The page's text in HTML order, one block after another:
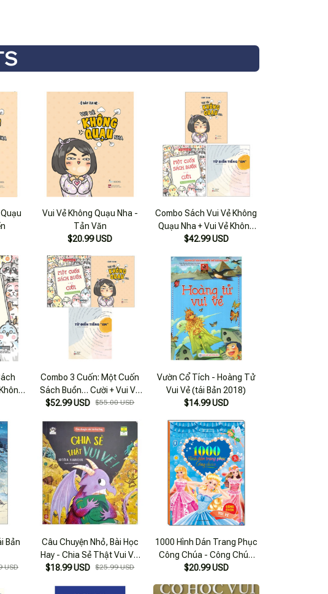
Vui Vẻ Không Quạu Nha -
Tản Văn
$20.99 USD
Combo Sách Vui Vẻ Không
Quạu Nha + Vui Vẻ Không
Quạu Nha 2 – Một Cuốn
Tiếng “Em” (Bộ 3 Cuốn)
$42.99 USD
Combo 3 Cuốn: Một Cuốn
Sách Buồn… Cười + Vui Vẻ
Không Quạu Nha + Từ Điển
$52.99 USD $55.00 USD
Vườn Cổ Tích - Hoàng Tử
Vui Vẻ (tái Bản 2018)
$14.99 USD
Bản
USD
Câu Chuyện Nhỏ, Bài Học
Hay - Chia Sẻ Thật Vui Vẻ!
(Tái Bản 2023)
$18.99 USD $25.99 USD
1000 Hình Dán Trang Phục
Công Chúa - Công Chúa
Vui Vẻ (Sách Bản Quyền) -
$20.99 USD